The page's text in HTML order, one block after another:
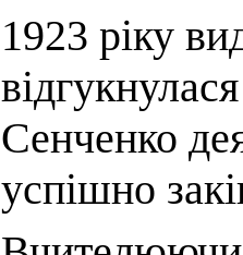
1923 ріку
Сенченко
успішно